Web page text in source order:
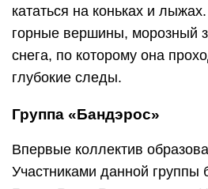
кататься на коньках и
горные вершины, морозный
снега, по которому она
глубокие следы.
Группа «Бандэрос»
Впервые коллектив
Участниками данной группы